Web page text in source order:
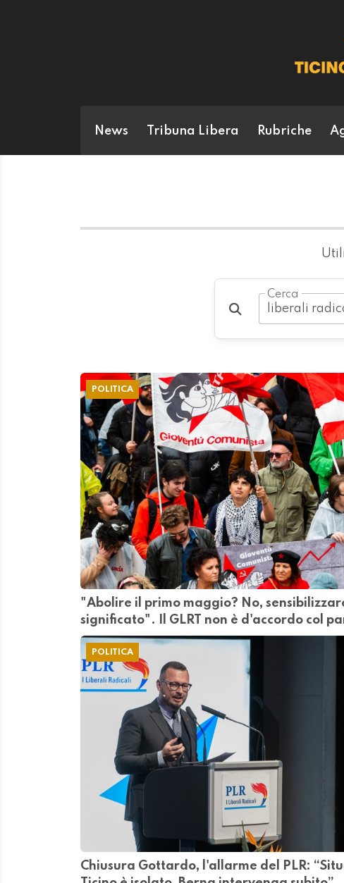
News Tribuna Libera Rubriche
Cerca
POLITICA
"Abolire il primo maggio? No,
significato". Il GLRT non è d'accordo col
POLITICA
Chiusura Gottardo, l'allarme del PLR: